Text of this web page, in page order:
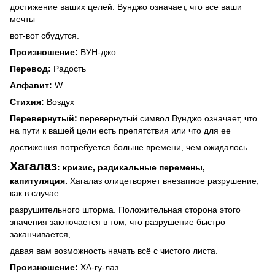
достижение ваших целей. Вунджо означает, что все ваши
мечты
вот-вот сбудутся.
Произношение: ВУН-джо
Перевод: Радость
Алфавит: W
Стихия: Воздух
Перевернутый: перевернутый символ Вунджо означает, что
на пути к вашей цели есть препятствия или что для ее
достижения потребуется больше времени, чем ожидалось.
Хагалаз: кризис, радикальные перемены,
капитуляция. Хагалаз олицетворяет внезапное разрушение,
как в случае
разрушительного шторма.
Положительная сторона этого
значения заключается в том, что разрушение быстро
заканчивается,
давая вам возможность начать всё с чистого листа.
Произношение: ХА-гу-лаз